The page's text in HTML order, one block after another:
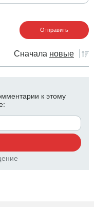
Сначала новые
к этому